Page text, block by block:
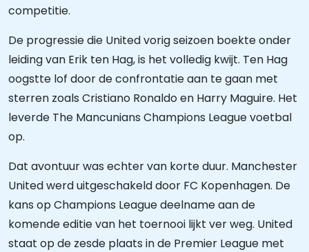
competitie.
De progressie die United vorig seizoen boekte onder
leiding van Erik ten Hag, is het volledig kwijt. Ten Hag
oogstte lof door de confrontatie aan te gaan met
sterren zoals Cristiano Ronaldo en Harry Maguire. Het
leverde The Mancunians Champions League voetbal
op.
Dat avontuur was echter van korte duur. Manchester
United werd uitgeschakeld door FC Kopenhagen. De
kans op Champions League deelname aan de
komende editie van het toernooi lijkt ver weg. United
staat op de zesde plaats in de Premier League met